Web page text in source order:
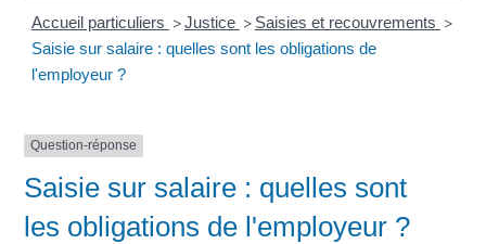
Accueil particuliers >Justice > Saisies et recouvrements >
Saisie sur salaire : quelles sont les obligations de
l'employeur ?
Question-réponse
Saisie sur salaire : quelles sont
les obligations de l'employeur ?